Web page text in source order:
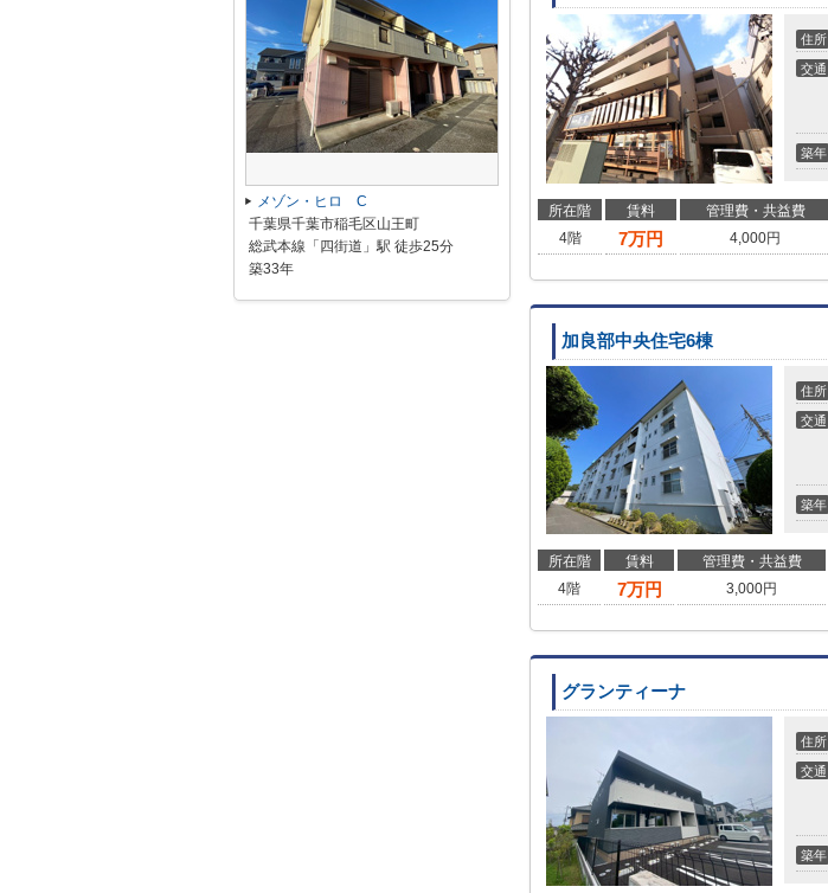
住所
交通
築年
所在階 賃料 管理費・共益費
4階
7万円 4,000円
加良部中央住宅6棟
住所
交通
築年
所在階 賃料 管理費・共益費
4階
7万円 3,000円
グランティーナ
住所
交通
築年
メゾン・ヒロ C
千葉県千葉市稲毛区山王町
総武本線「四街道」駅 徒歩25分
築33年